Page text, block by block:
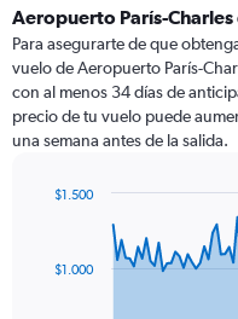
Aeropuerto París-
Para asegurarte de que
vuelo de Aeropuerto París-
con al menos 34 días de
precio de tu vuelo puede
una semana antes de la salida.
data
$1.000
$1.500